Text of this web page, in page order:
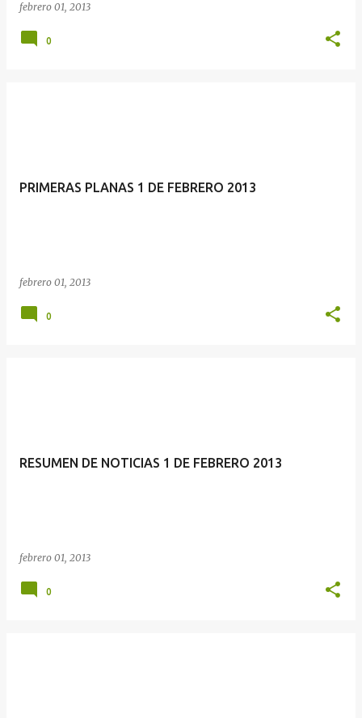
febrero 01, 2013
0
PRIMERAS PLANAS 1 DE FEBRERO 2013
febrero 01, 2013
0
RESUMEN DE NOTICIAS 1 DE FEBRERO 2013
febrero 01, 2013
0